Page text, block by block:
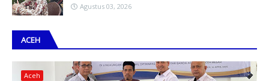
Agustus 03, 2026
ACEH
Aceh